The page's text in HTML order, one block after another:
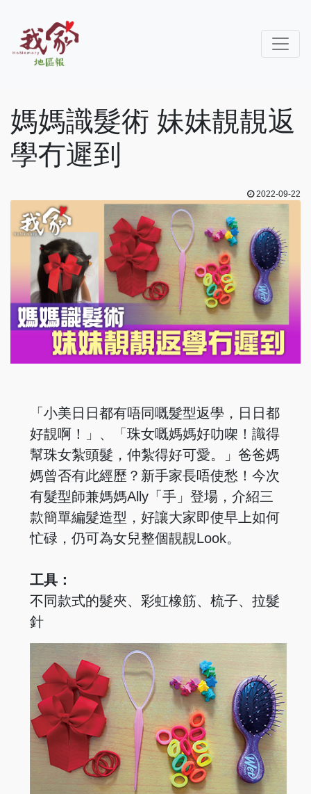
媽媽識髮術 妹妹靚靚返
學冇遲到
2022-09-22
「小美日日都有唔同嘅髮型返學，日日都
好靚啊！」、「珠女嘅媽媽好叻㗎！識得
幫珠女紮頭髮，仲紮得好可愛。」爸爸媽
媽曾否有此經歷？新手家長唔使愁！今次
有髮型師兼媽媽Ally「手」登場，介紹三
款簡單編髮造型，好讓大家即使早上如何
忙碌，仍可為女兒整個靚靚Look。
工具：
不同款式的髮夾、彩虹橡筋、梳子、拉髮
針